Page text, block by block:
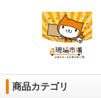
商品カテゴリ